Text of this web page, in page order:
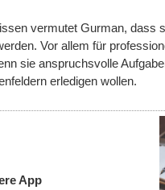
vermutet Gurman, dass
Vor allem für
sie anspruchsvolle
erledigen wollen.
App